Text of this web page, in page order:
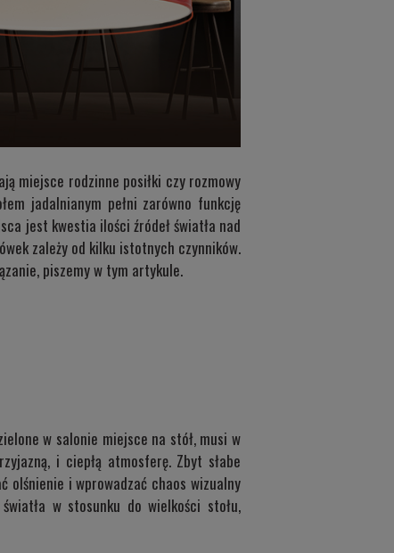
miejsce rodzinne posiłki czy rozmowy
jadalnianym pełni zarówno funkcję
jest kwestia ilości źródeł światła nad
zależy od kilku istotnych czynników.
piszemy w tym artykule.
w salonie miejsce na stół, musi w
i ciepłą atmosferę. Zbyt słabe
olśnienie i wprowadzać chaos wizualny
w stosunku do wielkości stołu,